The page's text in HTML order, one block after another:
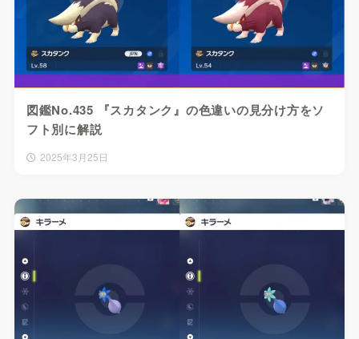
図鑑No.435 『スカタンク』の色違いの見分け方をソ
フト別に解説
2025年3月25日